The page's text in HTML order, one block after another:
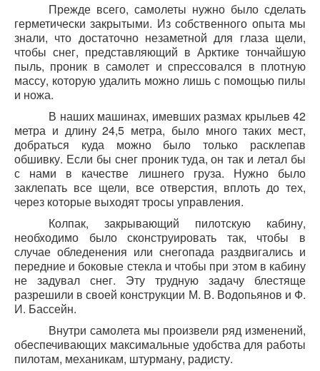
Прежде всего, самолеты нужно было сделать
герметически закрытыми. Из собственного опыта мы
знали, что достаточно незаметной для глаза щели,
чтобы снег, представляющий в Арктике тончайшую
пыль, проник в самолет и спрессовался в плотную
массу, которую удалить можно лишь с помощью пилы
и ножа.
В наших машинах, имевших размах крыльев 42
метра и длину 24,5 метра, было много таких мест,
добраться куда можно было только расклепав
обшивку. Если бы снег проник туда, он так и летал бы
с нами в качестве лишнего груза. Нужно было
заклепать все щели, все отверстия, вплоть до тех,
через которые выходят тросы управления.
Колпак, закрывающий пилотскую кабину,
необходимо было сконструировать так, чтобы в
случае обледенения или снегопада раздвигались и
передние и боковые стекла и чтобы при этом в кабину
не задувал снег. Эту трудную задачу блестяще
разрешили в своей конструкции М. В. Водопьянов и Ф.
И. Бассейн.
Внутри самолета мы произвели ряд изменений,
обеспечивающих максимальные удобства для работы
пилотам, механикам, штурману, радисту.